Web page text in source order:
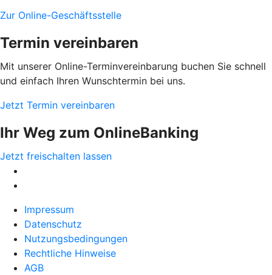
Zur Online-Geschäftsstelle
Termin vereinbaren
Mit unserer Online-Terminvereinbarung buchen Sie schnell
und einfach Ihren Wunschtermin bei uns.
Jetzt Termin vereinbaren
Ihr Weg zum OnlineBanking
Jetzt freischalten lassen
Impressum
Datenschutz
Nutzungsbedingungen
Rechtliche Hinweise
AGB